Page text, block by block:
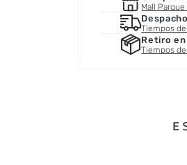
Mall
Tiempos
Retiro
Tiempos